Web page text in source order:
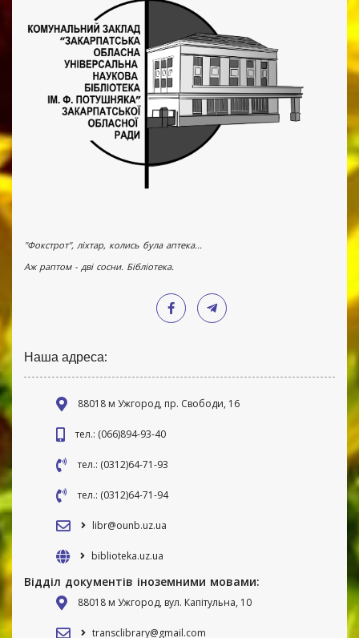
"Фокстрот", ліхтар, колись була аптека...
Аж раптом - дві сосни. Бібліотека.
Наша адреса:
88018 м Ужгород, пр. Свободи, 16
тел.: (066)894-93-40
тел.: (0312)64-71-93
тел.: (0312)64-71-94
libr@ounb.uz.ua
biblioteka.uz.ua
Відділ документів іноземними мовами:
88018 м Ужгород, вул. Капітульна, 10
transclibrary@gmail.com